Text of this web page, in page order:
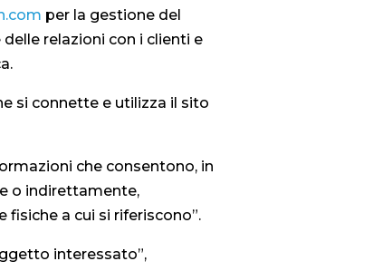
per la gestione del
relazioni con i clienti e
si connette e utilizza il sito
che consentono, in
o indirettamente,
fisiche a cui si riferiscono”.
interessato”,